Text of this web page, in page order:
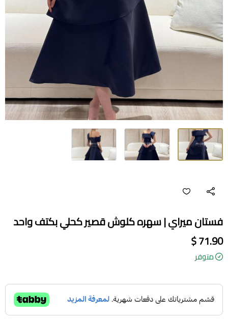
فستان ميراي | سهره كلوش قصير كحلي بكتف واحد
71.90 $
متوفر